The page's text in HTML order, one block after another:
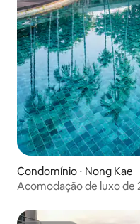
Condomínio ⋅ Nong Kae
Acomodação de luxo de